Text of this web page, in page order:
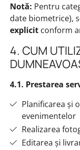
Notă: Pentru
date biometrice),
explicit conform
4. CUM
4.1. Prestarea
Planificarea și
evenimentelor
Realizarea
Editarea și